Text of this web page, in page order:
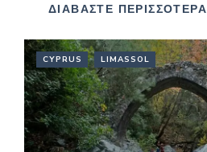
ΔΙΑΒΑΣΤΕ ΠΕΡΙΣΣΟΤΕΡΑ
CYPRUS LIMASSOL